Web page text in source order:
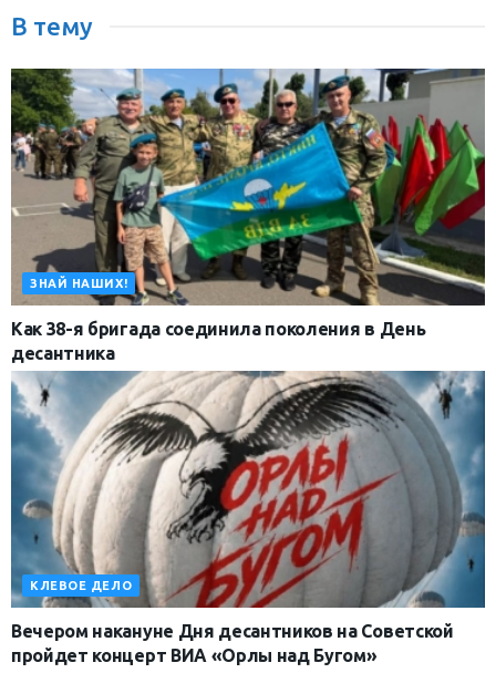
В тему
ЗНАЙ НАШИХ!
Как 38-я бригада соединила поколения в День
десантника
КЛЕВОЕ ДЕЛО
Вечером накануне Дня десантников на Советской
пройдет концерт ВИА «Орлы над Бугом»